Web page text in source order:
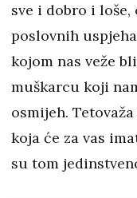
sve i dobro i
poslovnih
kojom nas veže
muškarcu koji
osmijeh.
koja će za vas
su tom